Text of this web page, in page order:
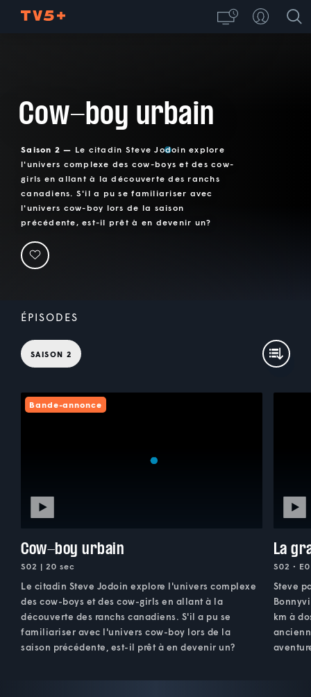
Cow-boy urbain
Saison 2 — Le citadin Steve Jodoin explore
l'univers complexe des cow-boys et des cow-
girls en allant à la découverte des ranchs
canadiens. S'il a pu se familiariser avec
l'univers cow-boy lors de la saison
précédente, est-il prêt à en devenir un?
ÉPISODES
SAISON 2
Bande-annonce
Cow-boy urbain
S02 | 20 sec
Le citadin Steve Jodoin explore l'univers complexe
des cow-boys et des cow-girls en allant à la
découverte des ranchs canadiens. S'il a pu se
familiariser avec l'univers cow-boy lors de la
saison précédente, est-il prêt à en devenir un?
La
S02 •
Steve
km à